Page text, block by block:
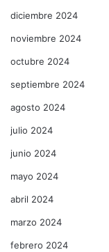
diciembre 2024
noviembre 2024
octubre 2024
septiembre 2024
agosto 2024
julio 2024
junio 2024
mayo 2024
abril 2024
marzo 2024
febrero 2024